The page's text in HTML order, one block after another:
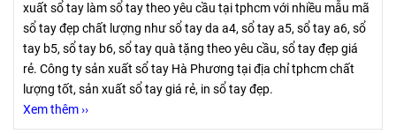
xuất sổ tay làm sổ tay theo yêu cầu tại tphcm với nhiều mẫu mã
sổ tay đẹp chất lượng như sổ tay da a4, sổ tay a5, sổ tay a6, sổ
tay b5, sổ tay b6, sổ tay quà tặng theo yêu cầu, sổ tay đẹp giá
rẻ. Công ty sản xuất sổ tay Hà Phương tại địa chỉ tphcm chất
lượng tốt, sản xuất sổ tay giá rẻ, in sổ tay đẹp.
Xem thêm ››